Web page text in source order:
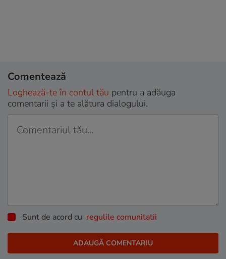
Comentează
Loghează-te în contul tău pentru a adăuga
comentarii și a te alătura dialogului.
Sunt de acord cu regulile comunitatii